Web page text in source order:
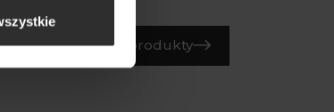
Wszystkie produkty